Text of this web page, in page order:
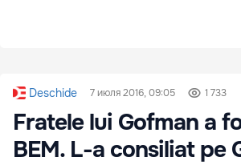
Deschide 7 июля 2016, 09:05 1 733
Fratele lui Gofman a
BEM. L-a consiliat pe